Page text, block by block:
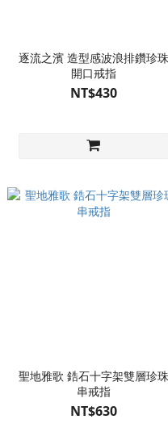
逐流之濱 造型感波浪排鑽珍珠
開口戒指
NT$430
聖地雅歌 鋯石十字架雙層珍珠
串戒指
NT$630